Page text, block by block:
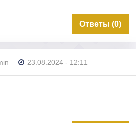
Ответы (0)
23.08.2024 - 12:11